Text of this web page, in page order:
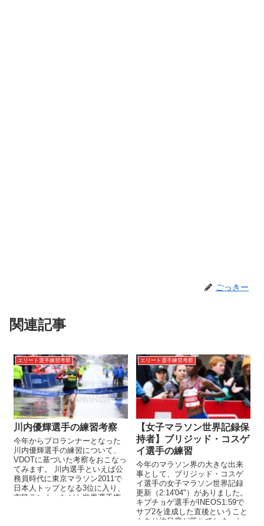
ごっきー
関連記事
エリート選手練習考察
川内優輝選手の練習考察
今年からプロランナーとなった
川内優輝選手の練習について、
VDOTに基づいた考察をおこなっ
てみます。 川内選手といえば公
務員時代に東京マラソン2011で
日本人トップとなる3位に入り、
市民ランナーながら世界選手権
エリート選手練習考察
【女子マラソン世界記録保
持者】ブリジッド・コスゲ
イ選手の練習
今年のマラソン界の大きな出来
事として、ブリジッド・コスゲ
イ選手の女子マラソン世界記録
更新（2:14'04"）がありました。
キプチョゲ選手がINEOS1:59で
サブ2を達成した直後ということ
もあり注目度が落ちてしまった